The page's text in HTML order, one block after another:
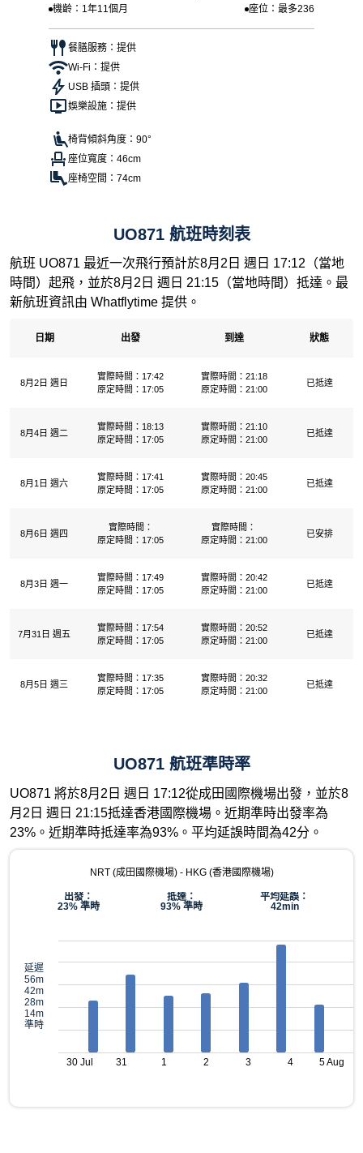
）
機齡：1年11個月
座位：最多236
餐膳服務：提供
Wi-Fi：提供
USB 插頭：提供
娛樂設施：提供
椅背傾斜角度：90°
座位寬度：46cm
座椅空間：74cm
UO871 航班時刻表
航班 UO871 最近一次飛行預計於8月2日 週日 17:12（當地
時間）起飛，並於8月2日 週日 21:15（當地時間）抵達。最
新航班資訊由 Whatflytime 提供。
日期 出發 到達 狀態
8月2日 週日
實際時間：17:42
原定時間：17:05
實際時間：21:18
原定時間：21:00
已抵達
8月4日 週二
實際時間：18:13
原定時間：17:05
實際時間：21:10
原定時間：21:00
已抵達
8月1日 週六
實際時間：17:41
原定時間：17:05
實際時間：20:45
原定時間：21:00
已抵達
8月6日 週四
實際時間：
原定時間：17:05
實際時間：
原定時間：21:00
已安排
8月3日 週一
實際時間：17:49
原定時間：17:05
實際時間：20:42
原定時間：21:00
已抵達
7月31日 週五
實際時間：17:54
原定時間：17:05
實際時間：20:52
原定時間：21:00
已抵達
8月5日 週三
實際時間：17:35
原定時間：17:05
實際時間：20:32
原定時間：21:00
已抵達
UO871 航班準時率
UO871 將於8月2日 週日 17:12從成田國際機場出發，並於8
月2日 週日 21:15抵達香港國際機場。近期準時出發率為
23%。近期準時抵達率為93%。平均延誤時間為42分。
NRT (成田國際機場) - HKG (香港國際機場)
出發：
23% 準時
抵達：
93% 準時
平均延誤：
42min
延遲
56m
42m
28m
14m
準時
30 Jul 31 1 2 3 4 5 Aug